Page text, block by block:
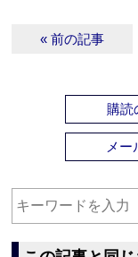
« 前の記事
購読
メー